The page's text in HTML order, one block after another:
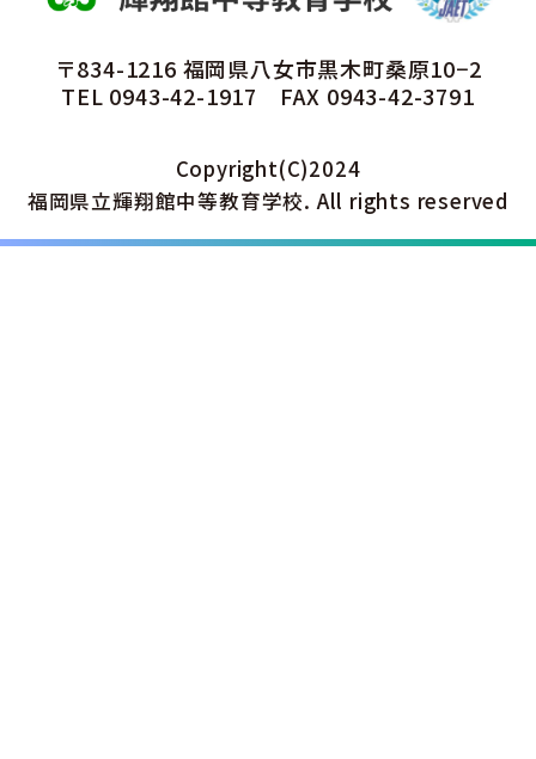
〒834-1216 福岡県八女市黒木町桑原10−2
TEL 0943-42-1917 FAX 0943-42-3791
Copyright(C)2024
福岡県立輝翔館中等教育学校. All rights reserved